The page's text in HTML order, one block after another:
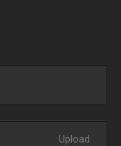
Upload